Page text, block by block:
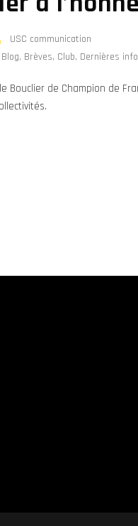
USC communication
Blog, Brèves, Club, Dernières
Bouclier de Champion de